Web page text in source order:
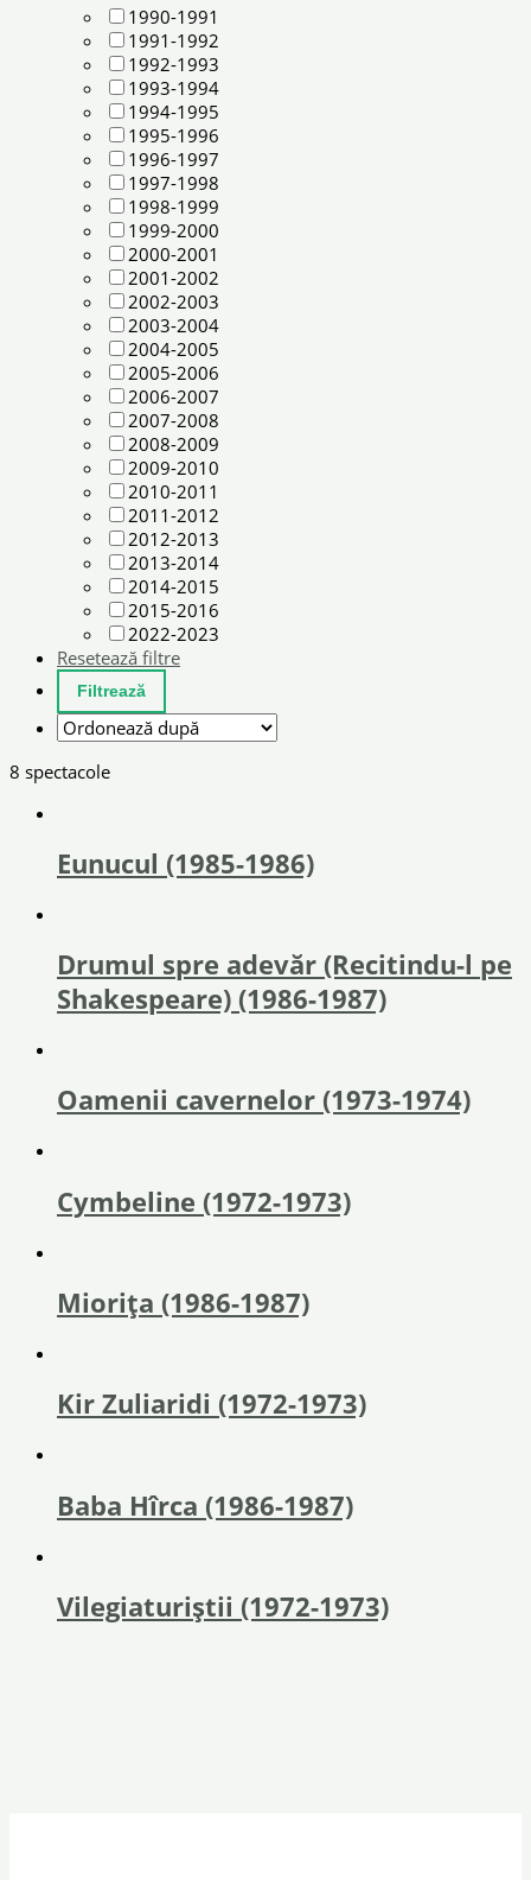
1990-1991
1991-1992
1992-1993
1993-1994
1994-1995
1995-1996
1996-1997
1997-1998
1998-1999
1999-2000
2000-2001
2001-2002
2002-2003
2003-2004
2004-2005
2005-2006
2006-2007
2007-2008
2008-2009
2009-2010
2010-2011
2011-2012
2012-2013
2013-2014
2014-2015
2015-2016
2022-2023
Resetează filtre
8 spectacole
Eunucul (1985-1986)
Drumul spre adevăr (Recitindu-l pe
Shakespeare) (1986-1987)
Oamenii cavernelor (1973-1974)
Cymbeline (1972-1973)
Miorița (1986-1987)
Kir Zuliaridi (1972-1973)
Baba Hîrca (1986-1987)
Vilegiaturiștii (1972-1973)